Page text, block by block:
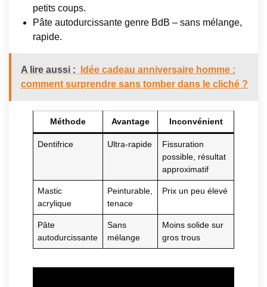
petits coups.
Pâte autodurcissante genre BdB – sans mélange,
rapide.
A lire aussi :
Idée cadeau anniversaire homme :
comment surprendre sans tomber dans le cliché ?
Méthode Avantage Inconvénient
Dentifrice Ultra-rapide
Fissuration
possible, résultat
approximatif
Mastic
acrylique
Peinturable,
tenace
Prix un peu élevé
Pâte
autodurcissante
Sans
mélange
Moins solide sur
gros trous